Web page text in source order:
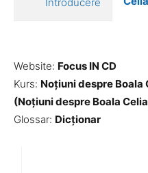
Website: Focus IN CD
Kurs: Noțiuni despre
(Noțiuni despre Boala
Glossar: Dicționar